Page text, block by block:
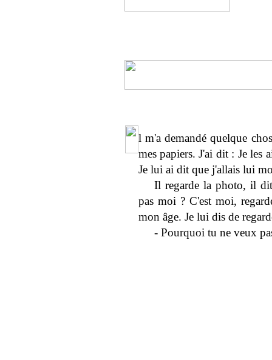
l m'a demandé quelque
mes papiers. J'ai dit : Je les
Je lui ai dit que j'allais lui
Il regarde la photo, il
pas moi ? C'est moi,
mon âge. Je lui dis de
- Pourquoi tu ne veux